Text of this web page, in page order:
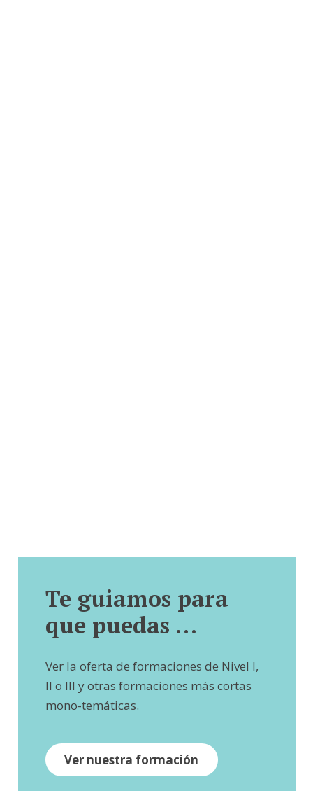
Te guiamos para
que puedas …
Ver la oferta de formaciones de Nivel I,
II o III y otras formaciones más cortas
mono-temáticas.
Ver nuestra formación